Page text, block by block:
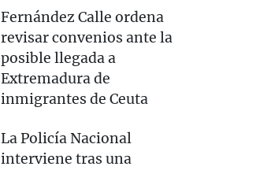
Fernández Calle ordena
revisar convenios ante la
posible llegada a
Extremadura de
inmigrantes de Ceuta
La Policía Nacional
interviene tras una